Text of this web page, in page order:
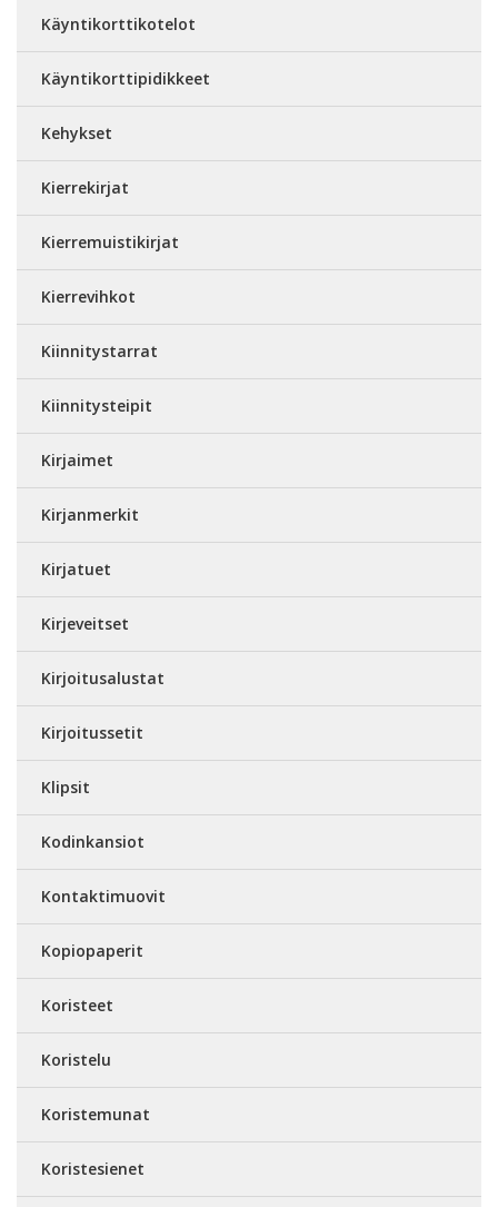
Käyntikorttikotelot
Käyntikorttipidikkeet
Kehykset
Kierrekirjat
Kierremuistikirjat
Kierrevihkot
Kiinnitystarrat
Kiinnitysteipit
Kirjaimet
Kirjanmerkit
Kirjatuet
Kirjeveitset
Kirjoitusalustat
Kirjoitussetit
Klipsit
Kodinkansiot
Kontaktimuovit
Kopiopaperit
Koristeet
Koristelu
Koristemunat
Koristesienet